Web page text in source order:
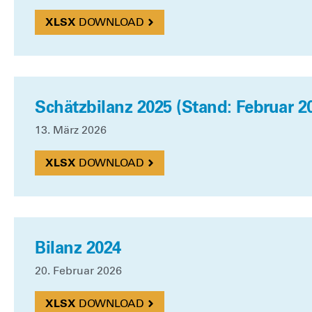
DOWN­LOAD
Schätzbilanz 2025 (Stand: Februar
13. März 2026
DOWN­LOAD
Bilanz 2024
20. Febru­ar 2026
DOWN­LOAD